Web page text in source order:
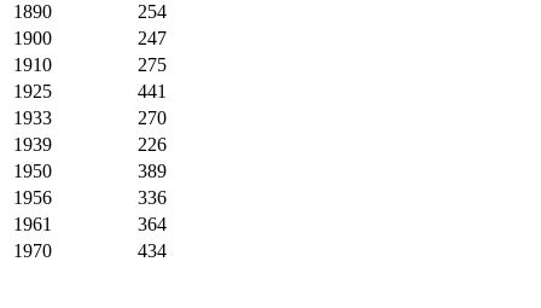
1890
254
1900
247
1910
275
1925
441
1933
270
1939
226
1950
389
1956
336
1961
364
1970
434